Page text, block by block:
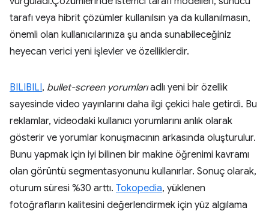
tarafı veya hibrit çözümler kullanılsın ya da kullanılmasın,
önemli olan kullanıcılarınıza şu anda sunabileceğiniz
heyecan verici yeni işlevler ve özelliklerdir.
BILIBILI, bullet-screen yorumlarıadlı yeni bir özellik
sayesinde video yayınlarını daha ilgi çekici hale getirdi. Bu
reklamlar, videodaki kullanıcı yorumlarını anlık olarak
gösterir ve yorumlar konuşmacının arkasında oluşturulur.
Bunu yapmak için iyi bilinen bir makine öğrenimi kavramı
olan görüntü segmentasyonunu kullanırlar. Sonuç olarak,
oturum süresi %30 arttı. Tokopedia, yüklenen
fotoğrafların kalitesini değerlendirmek için yüz algılama